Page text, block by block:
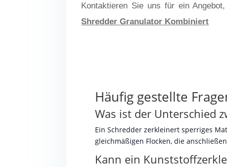
Kontaktieren Sie uns für ein
Shredder Granulator Kombiniert
Häufig gestellte
Was ist der Unterschied
Ein Schredder zerkleinert sperriges
gleichmäßigen Flocken, die
Kann ein